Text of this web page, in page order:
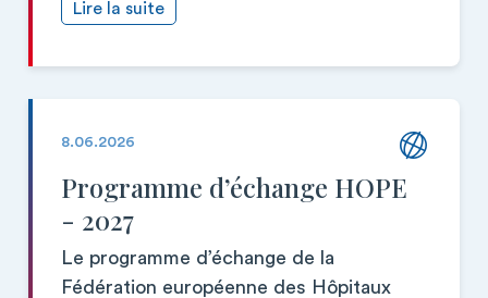
Lire la suite
8.06.2026
Programme d’échange HOPE
- 2027
Le programme d’échange de la
Fédération européenne des Hôpitaux